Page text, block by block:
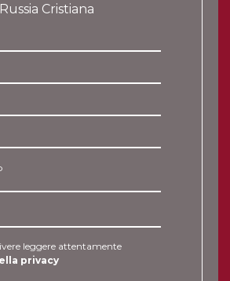
Cristiana
leggere attentamente
privacy